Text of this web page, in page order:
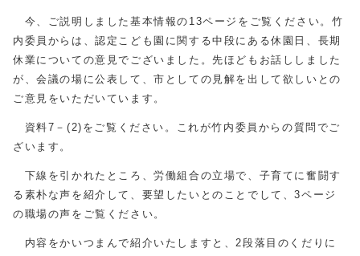
今、ご説明しました基本情報の13ページをご覧ください。竹
内委員からは、認定こども園に関する中段にある休園日、長期
休業についての意見でございました。先ほどもお話ししました
が、会議の場に公表して、市としての見解を出して欲しいとの
ご意見をいただいています。
資料7－(2)をご覧ください。これが竹内委員からの質問でご
ざいます。
下線を引かれたところ、労働組合の立場で、子育てに奮闘す
る素朴な声を紹介して、要望したいとのことでして、3ページ
の職場の声をご覧ください。
内容をかいつまんで紹介いたしますと、2段落目のくだりに